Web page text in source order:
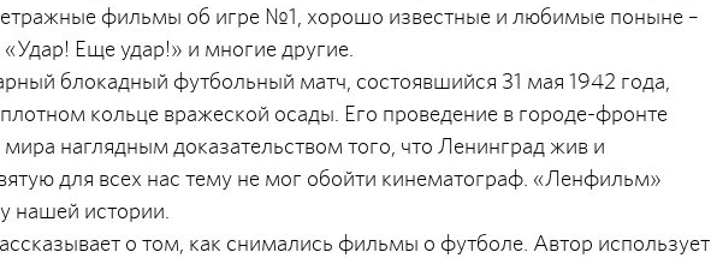
фильмы об игре №1, хорошо известные и любимые поныне –
Еще удар!» и многие другие.
блокадный футбольный матч, состоявшийся 31 мая 1942 года,
кольце вражеской осады. Его проведение в городе-фронте
мира наглядным доказательством того, что Ленинград жив и
для всех нас тему не мог обойти кинематограф. «Ленфильм»
нашей истории.
о том, как снимались фильмы о футболе. Автор использует